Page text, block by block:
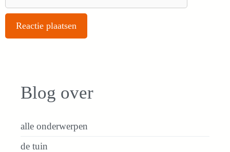
Blog over
alle onderwerpen
de tuin